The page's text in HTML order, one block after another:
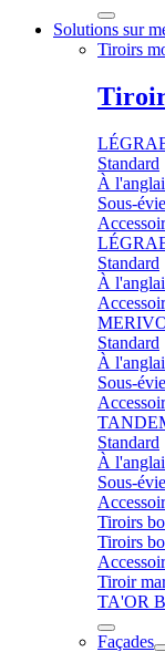
Solutions sur
Tiroirs
Standard
À
Sous-
Standard
À
Standard
À
Sous-
Standard
À
Sous-
Tiroirs
Tiroirs
Tiroir
TA'OR
Façades